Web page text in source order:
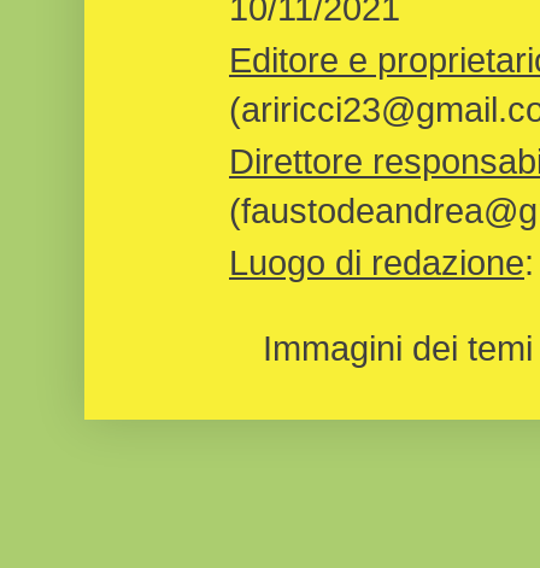
10/11/2021
Editore e
Direttore
Luogo di redazione
Immagini dei